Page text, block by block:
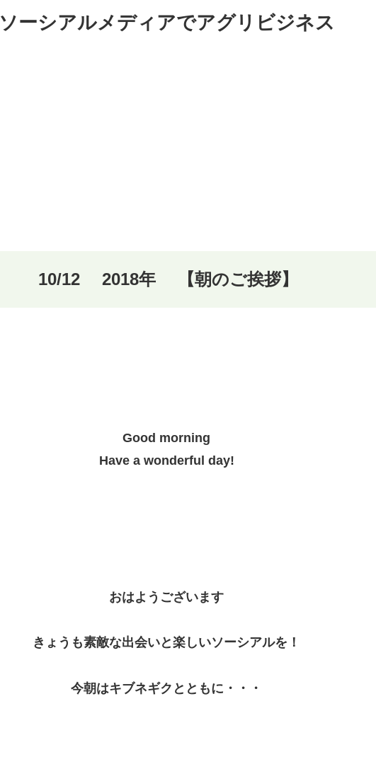
ソーシアルメディアでアグリビジネス
10/12 2018年 【朝のご挨拶】
Good morning
Have a wonderful day!
おはようございます
きょうも素敵な出会いと楽しいソーシアルを！
今朝はキブネギクとともに・・・